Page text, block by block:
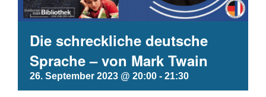
Die schreckliche deutsche
Sprache – von Mark Twain
26. September 2023 @ 20:00 - 21:30